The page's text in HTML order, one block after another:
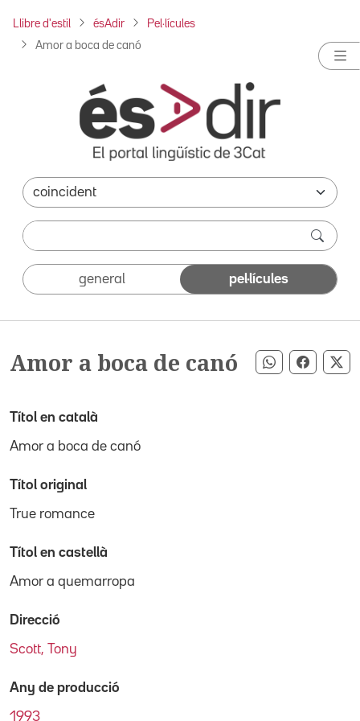
Llibre d'estil ésAdir Pel·lícules
Amor a boca de canó
general pel·lícules
Amor a boca de canó Compartir
Títol en català
Amor a boca de canó
Títol original
True romance
Títol en castellà
Amor a quemarropa
Direcció
Scott, Tony
Any de producció
1993